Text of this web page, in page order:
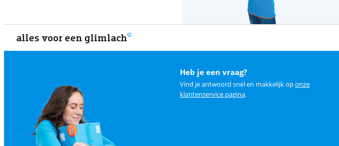
alles voor een glimlach
Heb je een vraag?
Vind je antwoord snel en makkelijk oponze
klantenservice pagina.